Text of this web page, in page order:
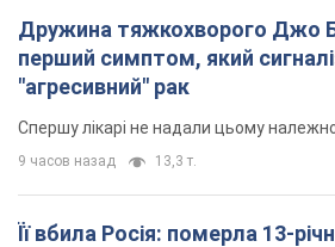
Дружина тяжкохворого Джо
перший симптом, який
"агресивний" рак
Спершу лікарі не надали цьому
9 часов назад 13,3 т.
Її вбила Росія: померла 13-